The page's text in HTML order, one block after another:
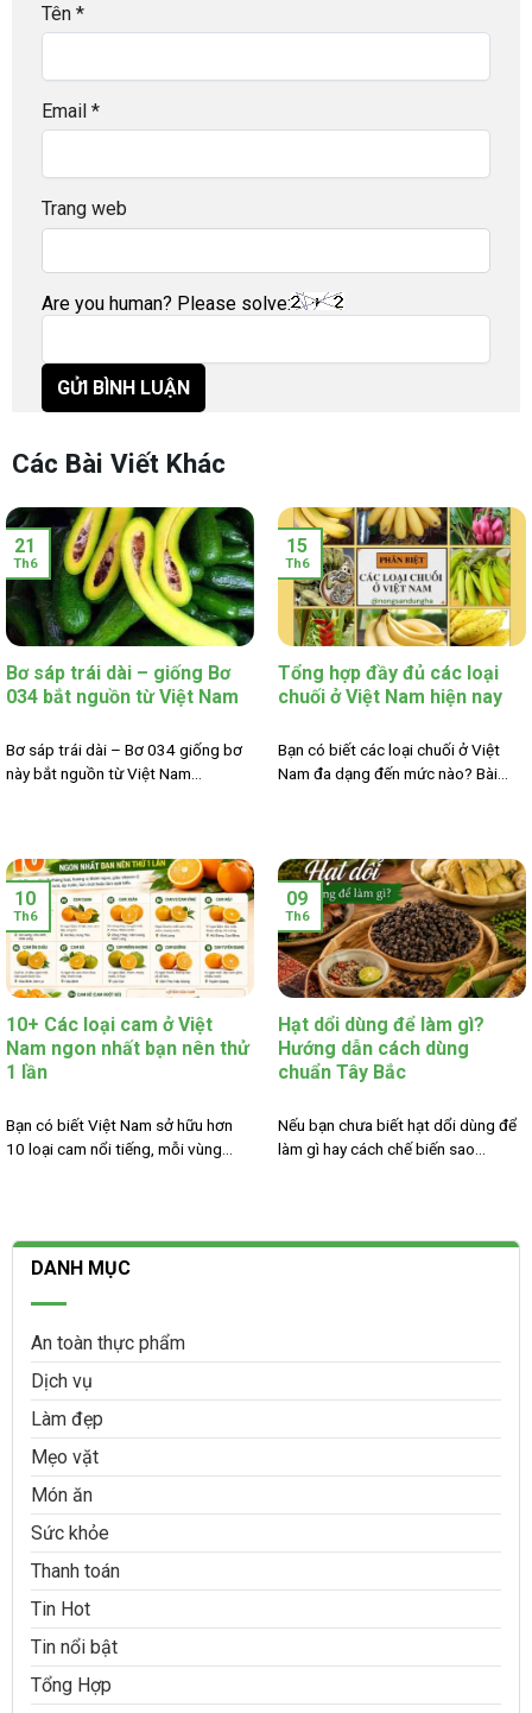
Tên *
Email *
Trang web
Are you human? Please solve:
Các Bài Viết Khác
Bơ sáp trái dài – giống Bơ
034 bắt nguồn từ Việt Nam
Bơ sáp trái dài – Bơ 034 giống bơ
này bắt nguồn từ Việt Nam...
21
Th6
Tổng hợp đầy đủ các loại
chuối ở Việt Nam hiện nay
Bạn có biết các loại chuối ở Việt
Nam đa dạng đến mức nào? Bài...
15
Th6
10+ Các loại cam ở Việt
Nam ngon nhất bạn nên thử
1 lần
Bạn có biết Việt Nam sở hữu hơn
10 loại cam nổi tiếng, mỗi vùng...
10
Th6
Hạt dổi dùng để làm gì?
Hướng dẫn cách dùng
chuẩn Tây Bắc
Nếu bạn chưa biết hạt dổi dùng để
làm gì hay cách chế biến sao...
09
Th6
DANH MỤC
An toàn thực phẩm
Dịch vụ
Làm đẹp
Mẹo vặt
Món ăn
Sức khỏe
Thanh toán
Tin Hot
Tin nổi bật
Tổng Hợp